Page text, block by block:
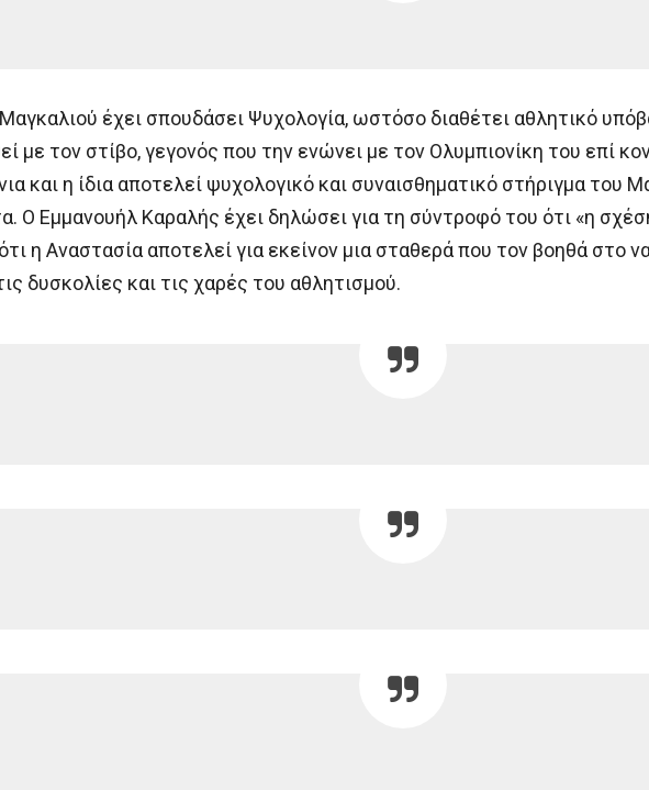
έχει σπουδάσει Ψυχολογία, ωστόσο διαθέτει αθλητικό
με τον στίβο, γεγονός που την ενώνει με τον Ολυμπιονίκη του επί
και η ίδια αποτελεί ψυχολογικό και συναισθηματικό στήριγμα του
Ο Εμμανουήλ Καραλής έχει δηλώσει για τη σύντροφό του ότι «η
η Αναστασία αποτελεί για εκείνον μια σταθερά που τον βοηθά στο να
δυσκολίες και τις χαρές του αθλητισμού.